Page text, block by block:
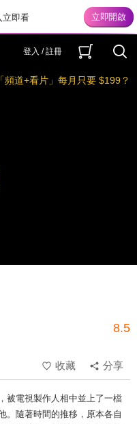
立即看
登入 / 註冊
「頻道+看片」每月只要 $199？
8.5
收藏
分享
被電視製作人相中並上了一檔
。隨著時間的推移，原本各自